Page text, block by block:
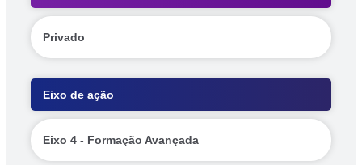
Privado
Eixo de ação
Eixo 4 - Formação Avançada